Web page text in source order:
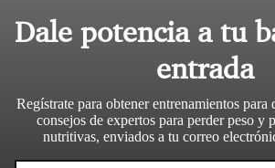
Dale potencia a tu
entrada
Regístrate para obtener entrenamientos para
consejos de expertos para perder peso y
nutritivas, enviados a tu correo